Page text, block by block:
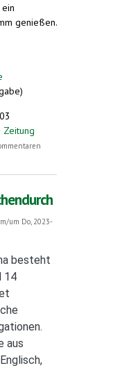
genießen.
Zeitung
Wittenberg
um Do, 2023-
besteht
14
aus